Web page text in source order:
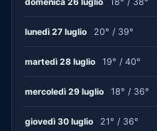
lunedì 27 luglio 20° / 39°
martedì 28 luglio 19° / 40°
mercoledì 29 luglio 18° / 36°
giovedì 30 luglio 21° / 36°